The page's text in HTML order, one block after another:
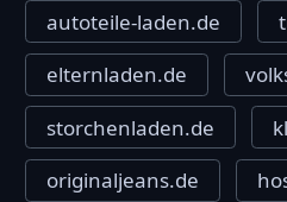
autoteile-laden.de
elternladen.de
storchenladen.de
originaljeans.de